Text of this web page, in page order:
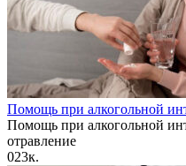
Помощь при алкогольной
Помощь при алкогольной
отравление
023к.